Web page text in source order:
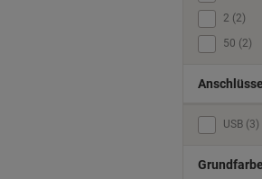
2 (2)
50 (2)
Anschlüsse
USB (3)
Grundfarbe